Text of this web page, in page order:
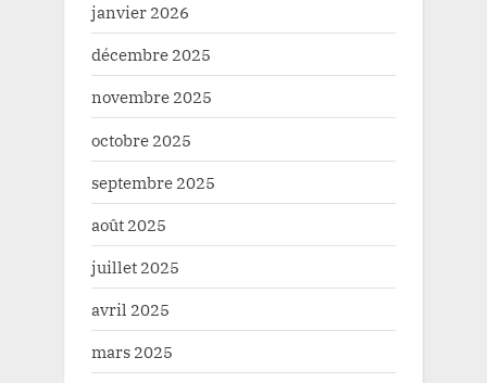
janvier 2026
décembre 2025
novembre 2025
octobre 2025
septembre 2025
août 2025
juillet 2025
avril 2025
mars 2025